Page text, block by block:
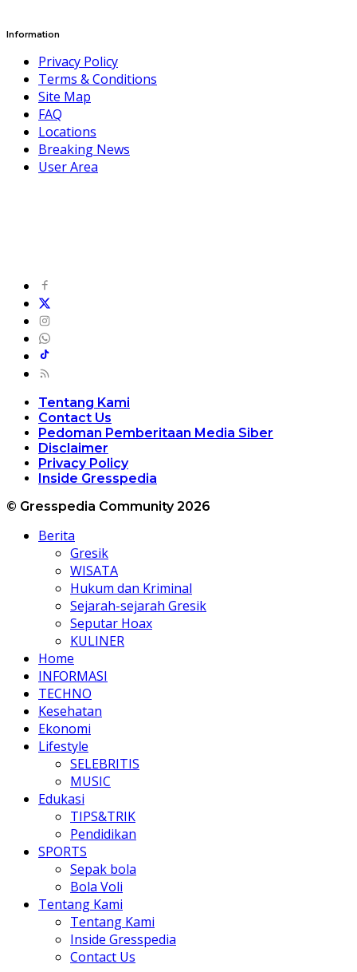
Information
Privacy Policy
Terms & Conditions
Site Map
FAQ
Locations
Breaking News
User Area
Tentang Kami
Contact Us
Pedoman Pemberitaan Media Siber
Disclaimer
Privacy Policy
Inside Gresspedia
© Gresspedia Community 2026
Berita
Gresik
WISATA
Hukum dan Kriminal
Sejarah-sejarah Gresik
Seputar Hoax
KULINER
Home
INFORMASI
TECHNO
Kesehatan
Ekonomi
Lifestyle
SELEBRITIS
MUSIC
Edukasi
TIPS&TRIK
Pendidikan
SPORTS
Sepak bola
Bola Voli
Tentang Kami
Tentang Kami
Inside Gresspedia
Contact Us